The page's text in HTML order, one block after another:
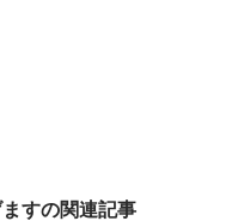
すの関連記事